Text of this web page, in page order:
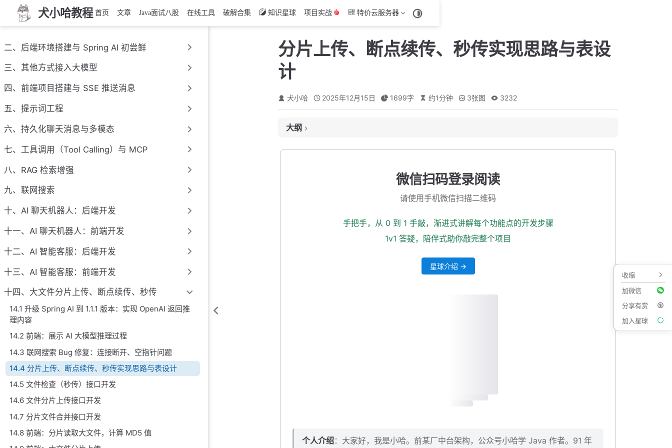
犬小哈教程 首页 文章 Java面试八股 在线工具 破解合集 知识星球 项目实战 特价云服务器
二、后端环境搭建与 Spring AI 初尝鲜
三、其他方式接入大模型
四、前端项目搭建与 SSE 推送消息
五、提示词工程
六、持久化聊天消息与多模态
七、工具调用（Tool Calling）与 MCP
八、RAG 检索增强
九、联网搜索
十、AI 聊天机器人：后端开发
十一、AI 聊天机器人：前端开发
十二、AI 智能客服：后端开发
十三、AI 智能客服：前端开发
十四、大文件分片上传、断点续传、秒传
14.1 升级 Spring AI 到 1.1.1 版本：实现 OpenAI 返回推
理内容
14.2 前端：展示 AI 大模型推理过程
14.3 联网搜索 Bug 修复：连接断开、空指针问题
14.4 分片上传、断点续传、秒传实现思路与表设计
14.5 文件检查（秒传）接口开发
14.6 文件分片上传接口开发
14.7 分片文件合并接口开发
14.8 前端：分片读取大文件，计算 MD5 值
分片上传、断点续传、秒传实现思路与表设
计
犬小哈 2025年12月15日 1699字 约1分钟 3张图 3232
大纲
微信扫码登录阅读
请使用手机微信扫描二维码
手把手，从 0 到 1 手敲，渐进式讲解每个功能点的开发步骤
1v1 答疑，陪伴式助你敲完整个项目
星球介绍 →
个人介绍：大家好，我是小哈。前某厂中台架构，公众号小哈学 Java 作者。91 年
收缩
加微信
分享有赏
加入星球